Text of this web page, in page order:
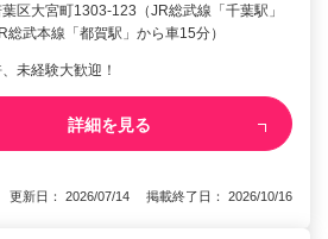
区大宮町1303-123（JR総武線「千葉駅」
総武本線「都賀駅」から車15分）
未経験大歓迎！
詳細を見る
更新日： 2026/07/14 掲載終了日： 2026/10/16